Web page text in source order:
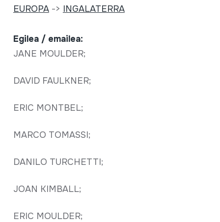
EUROPA-> INGALATERRA
Egilea / emailea:
JANE MOULDER;
DAVID FAULKNER;
ERIC MONTBEL;
MARCO TOMASSI;
DANILO TURCHETTI;
JOAN KIMBALL;
ERIC MOULDER;